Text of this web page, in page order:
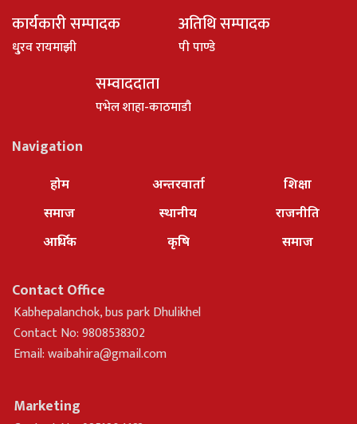
कार्यकारी सम्पादक
धु्रव रायमाझी
अतिथि सम्पादक
पी पाण्डे
सम्वाददाता
पभेल शाहा-काठमाडौ
Navigation
होम
समाज
आर्थिक
अन्तरवार्ता
स्थानीय
कृषि
शिक्षा
राजनीति
समाज
Contact Office
Kabhepalanchok, bus park Dhulikhel
Contact No: 9808538302
Email:waibahira@gmail.com
Marketing